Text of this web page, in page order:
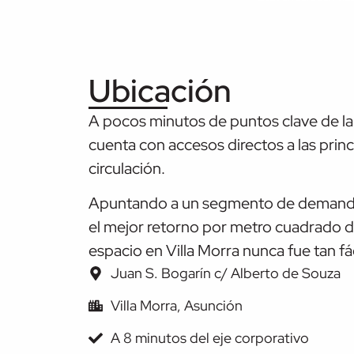
Ubicación
A pocos minutos de puntos clave de
cuenta con accesos directos a las
circulación.
Apuntando a un segmento de
el mejor retorno por metro cuadrado
espacio en Villa Morra nunca fue tan
Juan S. Bogarín c/ Alberto de Souza
Villa Morra, Asunción
A 8 minutos del eje corporativo